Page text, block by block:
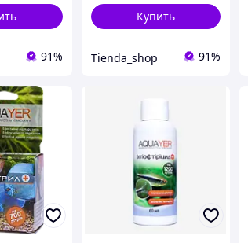
91%
Купить
Tienda_shop 91%